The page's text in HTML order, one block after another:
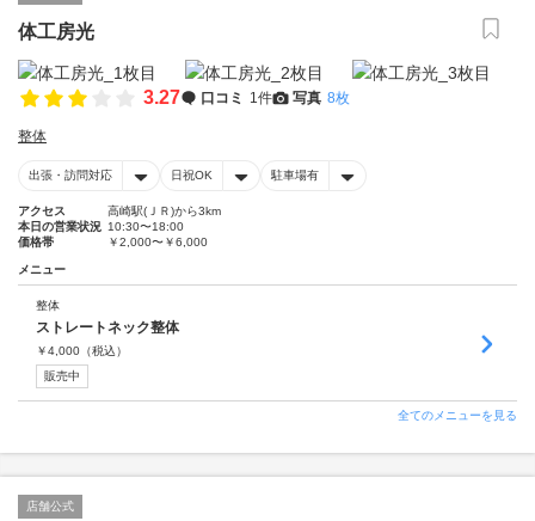
体工房光
3.27 口コミ 1件 写真 8枚
整体
出張・訪問対応 日祝OK 駐車場有
アクセス
高崎駅(ＪＲ)から3km
本日の営業状況 10:30〜18:00
価格帯
￥2,000〜￥6,000
メニュー
整体
ストレートネック整体
￥4,000 （税込）
販売中
全てのメニューを見る
店舗公式